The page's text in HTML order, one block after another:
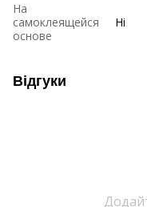
На
самоклеящейся
основе
Ні
Відгуки